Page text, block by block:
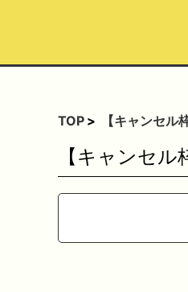
TOP 【キャンセ
【キャンセ